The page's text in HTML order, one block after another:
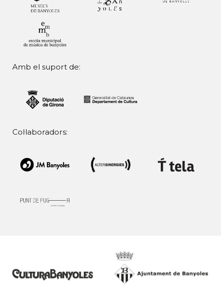
Amb el suport de:
Col·laboradors: